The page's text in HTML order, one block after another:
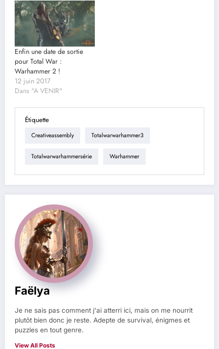
Enfin une date de sortie
pour Total War :
Warhammer 2 !
12 juin 2017
Dans "A VENIR"
Étiquette
Creativeassembly Totalwarwarhammer3
Totalwarwarhammersérie Warhammer
Faëlya
Je ne sais pas comment j'ai atterri ici, mais on me nourrit
plutôt bien donc je reste. Adepte de survival, énigmes et
puzzles en tout genre.
View All Posts